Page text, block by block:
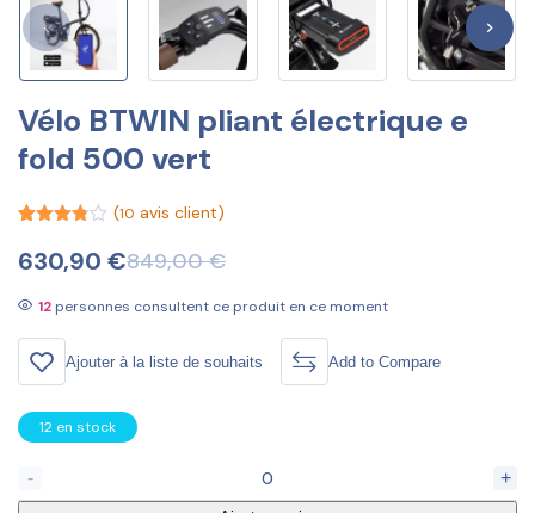
Vélo BTWIN pliant électrique e
fold 500 vert
3.80
sur 5
sur
client
(10 avis client)
849,00€
630,90 €
12 personnes consultent ce produit en ce moment
Ajouter à la liste de souhaits Add to Compare
12 en stock
- +